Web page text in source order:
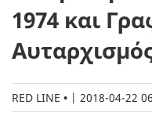
1974 και
RED LINE | 2018-04-22